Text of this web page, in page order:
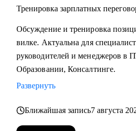
Тренировка зарплатных
Обсуждение и тренировка
вилке. Актуальна для
руководителей и менеджеров в
Образовании, Консалтинге.
Развернуть
Ближайшая запись7 августа